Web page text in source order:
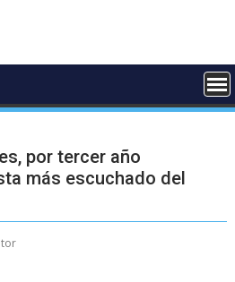
por tercer año
más escuchado del